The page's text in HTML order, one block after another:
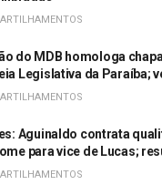
do MDB homologa
Legislativa da Paraíba;
Aguinaldo contrata
para vice de Lucas;